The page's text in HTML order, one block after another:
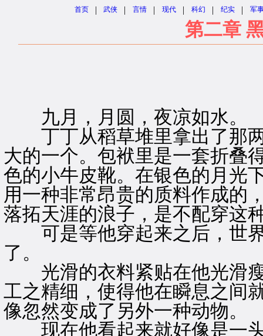
首页 | 武侠 | 言情 | 现代 | 科幻 | 纪实 | 军
第二章
九月，月圆，夜凉如水。
丁丁从稻草堆里拿出了那两
大的一个。包袱里是一套折叠
色的小牛皮靴。在银色的月光
用一种非常昂贵的质料作成的
落拓天涯的浪子，是不配穿这
可是等他穿起来之后，世界
了。
光滑的衣料紧贴在他光滑瘦
工之精细，使得他在瞬息之间
像忽然变成了另外一种动物。
现在他看起来就好像是一